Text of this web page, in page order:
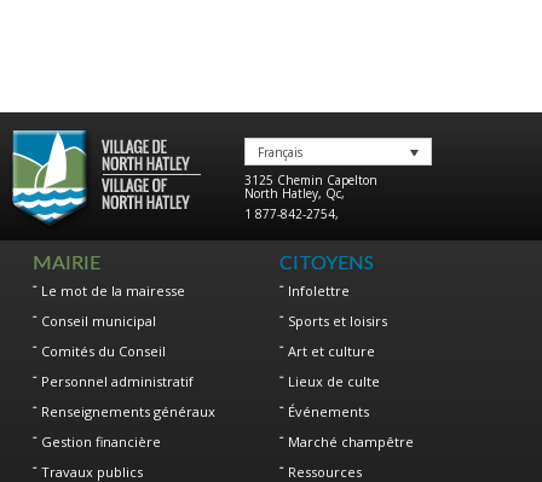
Français
3125 Chemin Capelton
North Hatley, Qc,
1 877-842-2754,
MAIRIE
Le mot de la mairesse
Conseil municipal
Comités du Conseil
Personnel administratif
Renseignements généraux
Gestion financière
Travaux publics
CITOYENS
Infolettre
Sports et loisirs
Art et culture
Lieux de culte
Événements
Marché champêtre
Ressources